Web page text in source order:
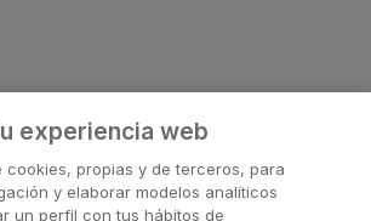
experiencia web
cookies, propias y de terceros, para
y elaborar modelos analíticos
un perfil con tus hábitos de